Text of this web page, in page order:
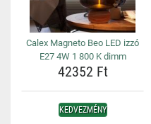
Calex Magneto Beo LED izzó
E27 4W 1 800 K dimm
42352 Ft
KEDVEZMÉNY